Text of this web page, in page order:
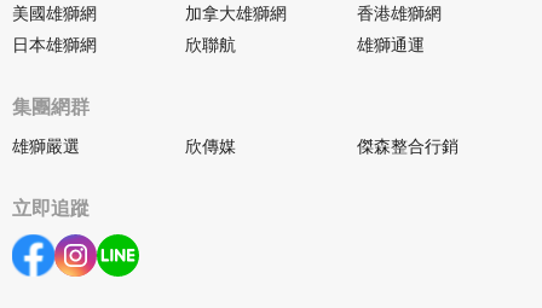
美國雄獅網 加拿大雄獅網
香港雄獅網
日本雄獅網
欣聯航 雄獅通運
集團網群
雄獅嚴選 欣傳媒 傑森整合行銷
立即追蹤